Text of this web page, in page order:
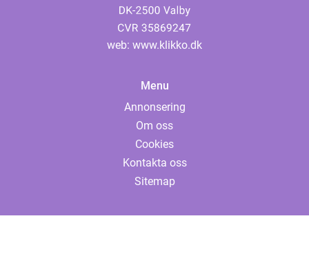
web: www.klikko.dk
Menu
Annonsering
Om oss
Cookies
Kontakta oss
Sitemap